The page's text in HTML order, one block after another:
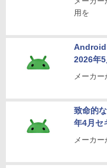
用を
Android
2026年
メーカ
致命的
年4月セ
メーカ